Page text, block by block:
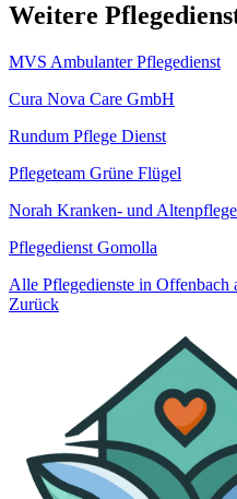
Weitere
MVS Ambulanter Pflegedienst
Cura Nova Care GmbH
Rundum Pflege Dienst
Pflegeteam Grüne Flügel
Norah Kranken- und
Pflegedienst Gomolla
Alle Pflegedienste in Offenbach
Zurück